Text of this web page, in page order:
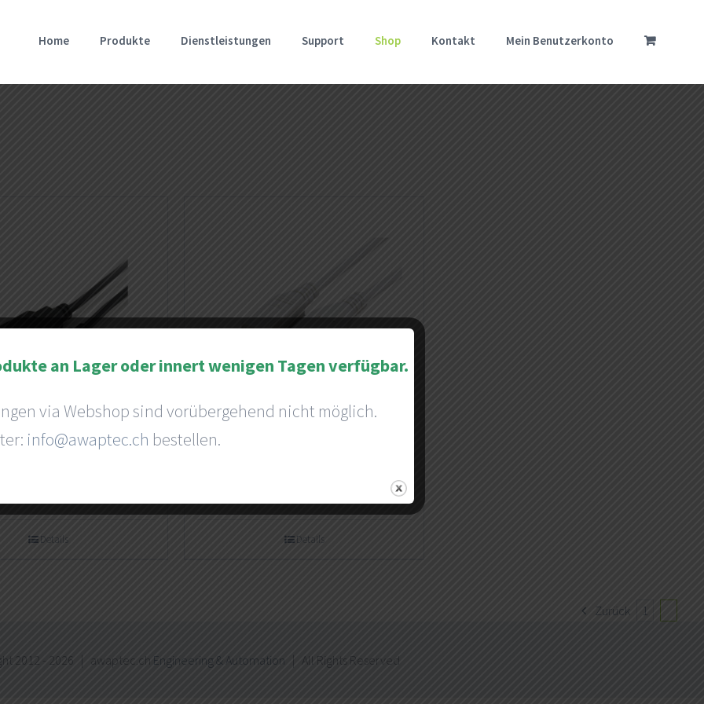
Home Produkte Dienstleistungen Support Shop Kontakt Mein Benutzerkonto
Details Details
Zurück 1
2012 - 2026 | awaptec.ch Engineering & Automation | All Rights Reserved
an Lager oder innert wenigen Tagen verfügbar.
via Webshop sind vorübergehend nicht möglich.
info@awaptec.ch bestellen.